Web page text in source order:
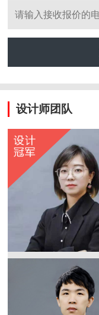
设计师团队